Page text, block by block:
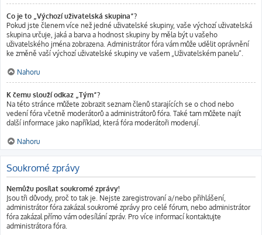
Co je to „Výchozí uživatelská skupina“?
Pokud jste členem více než jedné uživatelské skupiny, vaše výchozí uživatelská
skupina určuje, jaká a barva a hodnost skupiny by měla být u vašeho
uživatelského jména zobrazena. Administrátor fóra vám může udělit oprávnění
ke změně vaší výchozí uživatelské skupiny ve vašem „Uživatelském panelu“.
Nahoru
K čemu slouží odkaz „Tým“?
Na této stránce můžete zobrazit seznam členů starajících se o chod nebo
vedení fóra včetně moderátorů a administrátorů fóra. Také tam můžete najít
další informace jako například, která fóra moderátoři moderují.
Nahoru
Soukromé zprávy
Nemůžu posílat soukromé zprávy!
Jsou tři důvody, proč to tak je. Nejste zaregistrovaní a/nebo přihlášení,
administrátor fóra zakázal soukromé zprávy pro celé fórum, nebo administrátor
fóra zakázal přímo vám odesílání zpráv. Pro více informací kontaktujte
administrátora fóra.